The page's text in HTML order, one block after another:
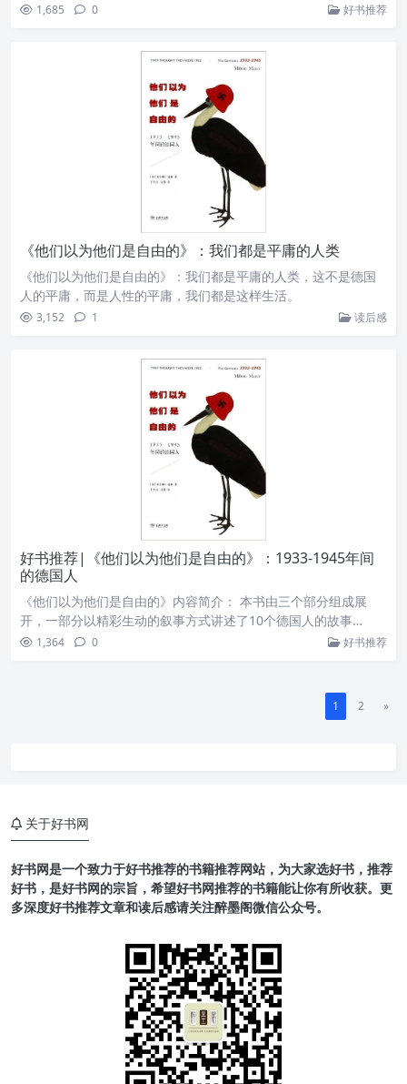
1,685 0 好书推荐
《他们以为他们是自由的》：我们都是平庸的人类
《他们以为他们是自由的》：我们都是平庸的人类，这不是德国
人的平庸，而是人性的平庸，我们都是这样生活。
3,152 1 读后感
好书推荐|《他们以为他们是自由的》：1933-1945年间
的德国人
《他们以为他们是自由的》内容简介： 本书由三个部分组成展
开，一部分以精彩生动的叙事方式讲述了10个德国人的故事…
1,364 0 好书推荐
1 2 »
关于好书网
好书网是一个致力于好书推荐的书籍推荐网站，为大家选好书，推荐
好书，是好书网的宗旨，希望好书网推荐的书籍能让你有所收获。更
多深度好书推荐文章和读后感请关注醉墨阁微信公众号。